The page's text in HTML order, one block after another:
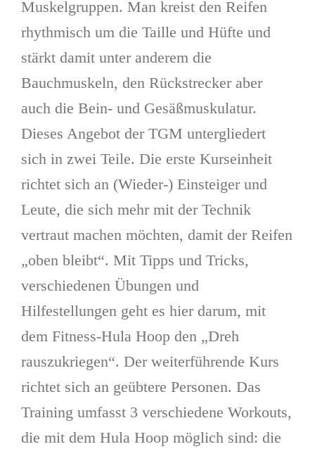
Muskelgruppen. Man kreist den Reifen
rhythmisch um die Taille und Hüfte und
stärkt damit unter anderem die
Bauchmuskeln, den Rückstrecker aber
auch die Bein- und Gesäßmuskulatur.
Dieses Angebot der TGM untergliedert
sich in zwei Teile. Die erste Kurseinheit
richtet sich an (Wieder-) Einsteiger und
Leute, die sich mehr mit der Technik
vertraut machen möchten, damit der Reifen
„oben bleibt“. Mit Tipps und Tricks,
verschiedenen Übungen und
Hilfestellungen geht es hier darum, mit
dem Fitness-Hula Hoop den „Dreh
rauszukriegen“. Der weiterführende Kurs
richtet sich an geübtere Personen. Das
Training umfasst 3 verschiedene Workouts,
die mit dem Hula Hoop möglich sind: die